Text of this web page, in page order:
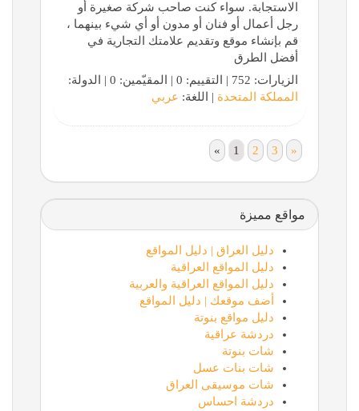
الاستجابة. سواء كنت صاحب شركة صغيرة أو
رجل أعمال أو فنان أو مدون أو أي شيء بينهما ،
قم بإنشاء موقع وتقديم علامتك التجارية في
أفضل الطرق
الزيارات: 752 | التقييم: 0 | المقيّمين: 0 | الدولة:
المملكة المتحدة | اللغة: عربي
« 1 2 3 »
مواقع مميزة
دليل العراق | دليل المواقع
دليل المواقع العراقية
دليل المواقع العراقية والعربية
أضف موقعك | دليل المواقع
دليل مواقع بنوتة
دردشة عراقية
شات بنوتة
شات بنات عسل
شات موسيقى العراق
دردشة احساس